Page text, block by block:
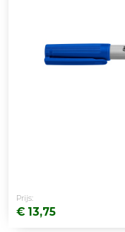
Prijs:
€ 13,75